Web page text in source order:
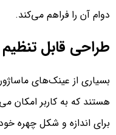
دوام آن را فراهم می‌کند.
طراحی قابل تنظیم
بسیاری از عینک‌های
هستند که به کاربر امکان
برای اندازه و شکل چهره